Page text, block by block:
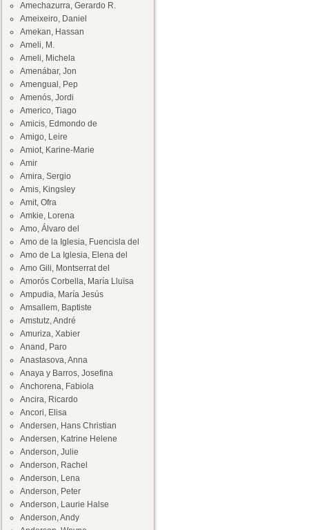
Amechazurra, Gerardo R.
Ameixeiro, Daniel
Amekan, Hassan
Ameli, M.
Ameli, Michela
Amenábar, Jon
Amengual, Pep
Amenós, Jordi
Americo, Tiago
Amicis, Edmondo de
Amigo, Leire
Amiot, Karine-Marie
Amir
Amira, Sergio
Amis, Kingsley
Amit, Ofra
Amkie, Lorena
Amo, Álvaro del
Amo de la Iglesia, Fuencisla del
Amo de La Iglesia, Elena del
Amo Gili, Montserrat del
Amorós Corbella, María Lluïsa
Ampudia, María Jesús
Amsallem, Baptiste
Amstutz, André
Amuriza, Xabier
Anand, Paro
Anastasova, Anna
Anaya y Barros, Josefina
Anchorena, Fabiola
Ancira, Ricardo
Ancori, Elisa
Andersen, Hans Christian
Andersen, Katrine Helene
Anderson, Julie
Anderson, Rachel
Anderson, Lena
Anderson, Peter
Anderson, Laurie Halse
Anderson, Andy